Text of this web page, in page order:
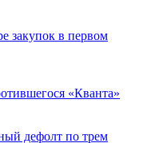
закупок в первом
«Кванта»
дефолт по трем